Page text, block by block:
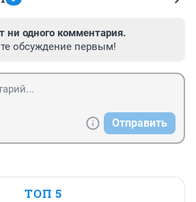
ни одного комментария.
обсуждение первым!
Отправить
ТОП 5